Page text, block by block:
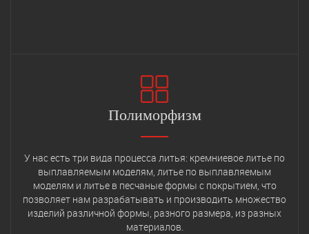
Полиморфизм
У нас есть три вида процесса литья: кремниевое литье по
выплавляемым моделям, литье по выплавляемым
моделям и литье в песчаные формы с покрытием, что
позволяет нам разрабатывать и производить множество
изделий различной формы, разного размера, из разных
материалов.